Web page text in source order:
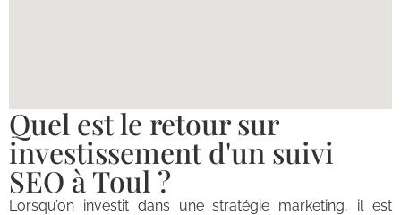
Quel est le retour sur
investissement d'un suivi
SEO à Toul ?
Lorsqu’on investit dans une stratégie marketing, il est